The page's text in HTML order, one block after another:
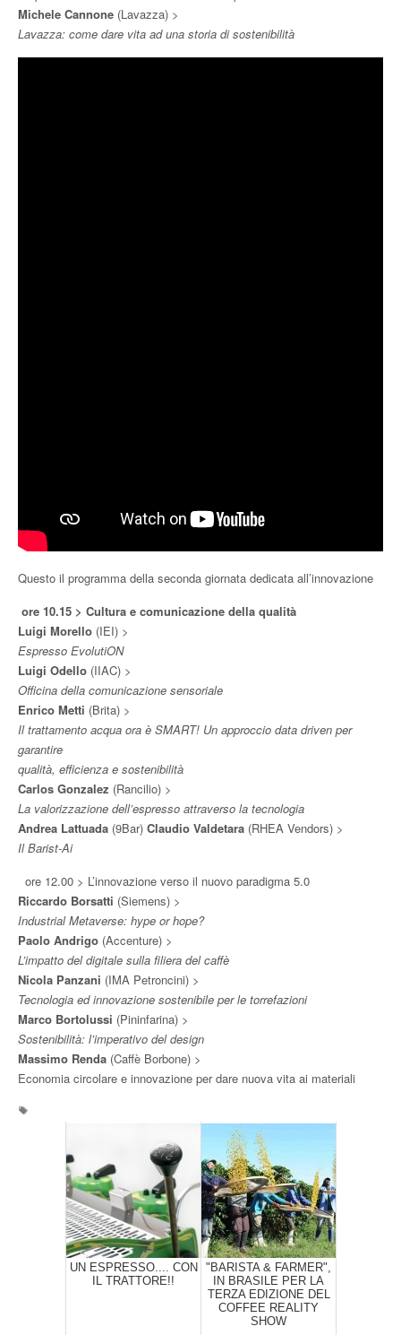
Michele Cannone (Lavazza) >
Lavazza: come dare vita ad una storia di sostenibilità
Questo il programma della seconda giornata dedicata all’innovazione
ore 10.15 > Cultura e comunicazione della qualità
Luigi Morello (IEI) >
Espresso EvolutiON
Luigi Odello (IIAC) >
Officina della comunicazione sensoriale
Enrico Metti (Brita) >
Il trattamento acqua ora è SMART! Un approccio data driven per
garantire
qualità, efficienza e sostenibilità
Carlos Gonzalez (Rancilio) >
La valorizzazione dell’espresso attraverso la tecnologia
Andrea Lattuada (9Bar) Claudio Valdetara (RHEA Vendors) >
Il Barist-Ai
ore 12.00 > L’innovazione verso il nuovo paradigma 5.0
Riccardo Borsatti (Siemens) >
Industrial Metaverse: hype or hope?
Paolo Andrigo (Accenture) >
L’impatto del digitale sulla filiera del caffè
Nicola Panzani (IMA Petroncini) >
Tecnologia ed innovazione sostenibile per le torrefazioni
Marco Bortolussi (Pininfarina) >
Sostenibilità: l’imperativo del design
Massimo Renda (Caffè Borbone) >
Economia circolare e innovazione per dare nuova vita ai materiali
UN ESPRESSO.... CON
IL TRATTORE!!
"BARISTA & FARMER",
IN BRASILE PER LA
TERZA EDIZIONE DEL
COFFEE REALITY
SHOW